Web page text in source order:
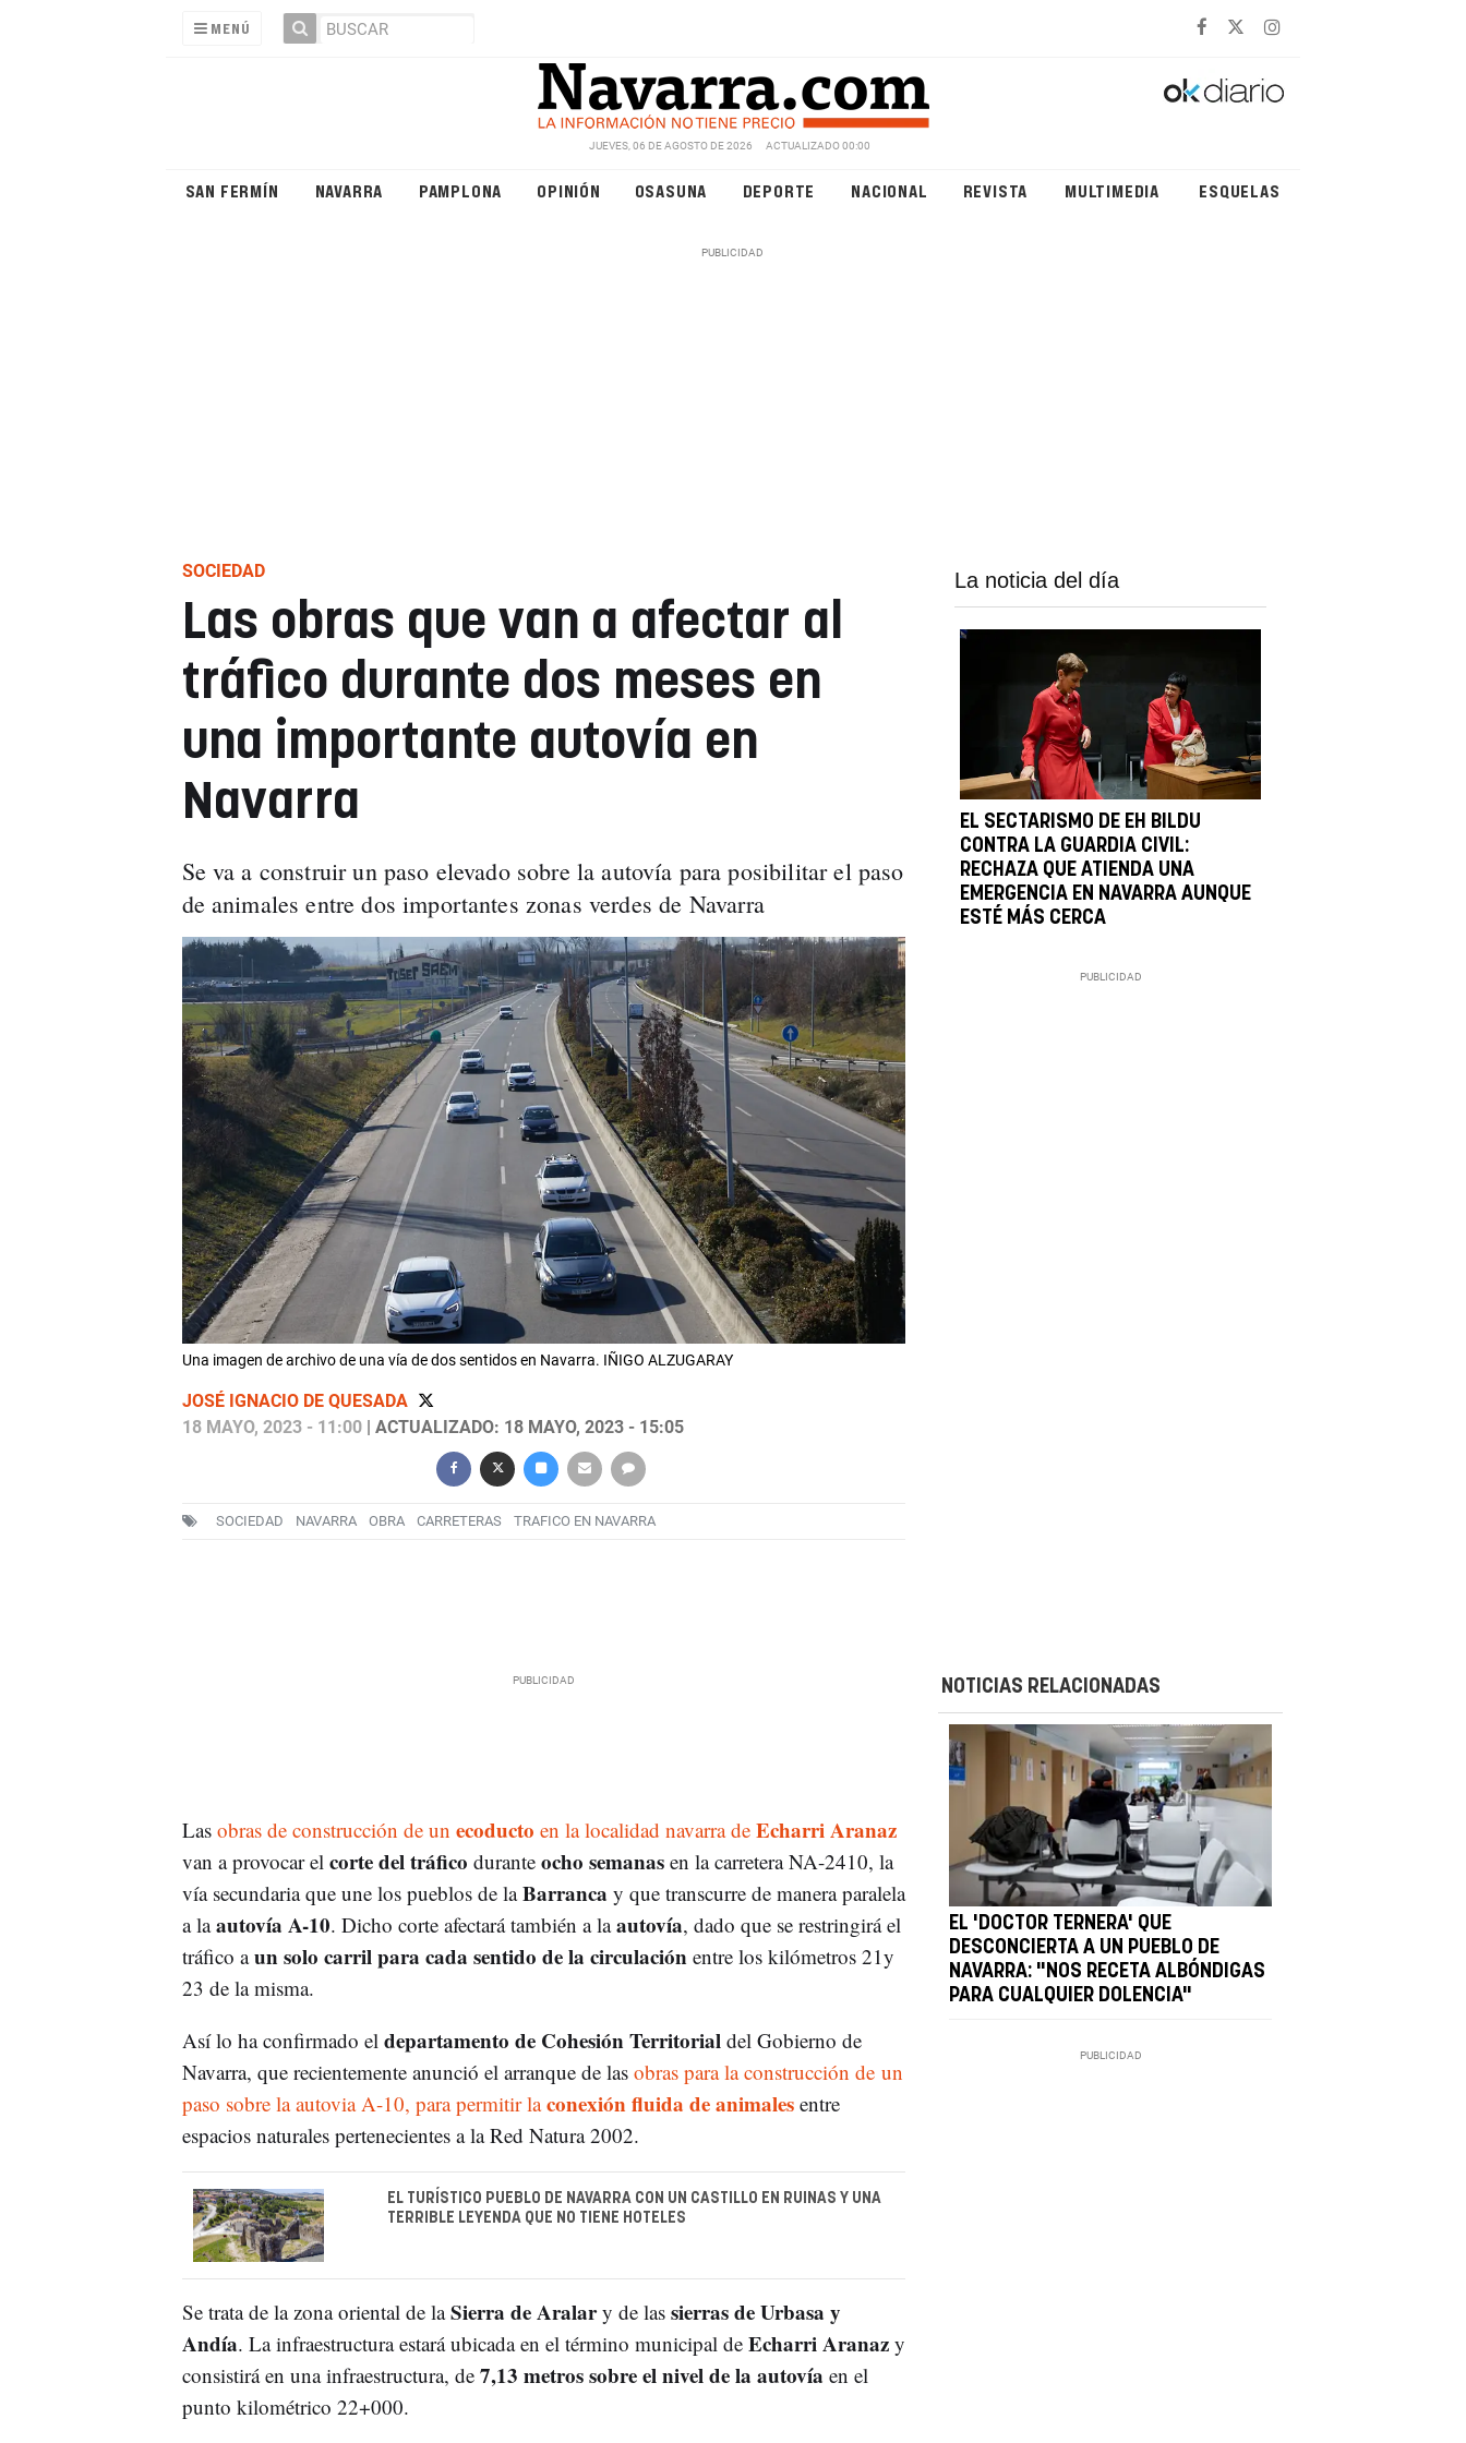
MENÚ
JUEVES, 06 DE AGOSTO DE 2026 ACTUALIZADO 00:00
SAN FERMÍN NAVARRA PAMPLONA OPINIÓN OSASUNA DEPORTE NACIONAL REVISTA MULTIMEDIA ESQUELAS
SOCIEDAD
Las obras que van a afectar al
tráfico durante dos meses en
una importante autovía en
Navarra
Se va a construir un paso elevado sobre la autovía para posibilitar el paso
de animales entre dos importantes zonas verdes de Navarra
Una imagen de archivo de una vía de dos sentidos en Navarra. IÑIGO ALZUGARAY
JOSÉ IGNACIO DE QUESADA
18 MAYO, 2023 - 11:00| ACTUALIZADO: 18 MAYO, 2023 - 15:05
SOCIEDAD NAVARRA OBRA CARRETERAS TRAFICO EN NAVARRA
La noticia del día
EL SECTARISMO DE EH BILDU
CONTRA LA GUARDIA CIVIL:
RECHAZA QUE ATIENDA UNA
EMERGENCIA EN NAVARRA AUNQUE
ESTÉ MÁS CERCA
Las obras de construcción de un ecoducto en la localidad navarra de Echarri Aranaz
van a provocar el corte del tráfico durante ocho semanasen la carretera NA-2410, la
vía secundaria que une los pueblos de laBarranca y que transcurre de manera paralela
a laautovía A-10. Dicho corte afectará también a laautovía, dado que se restringirá el
tráfico aun solo carril para cada sentido de la circulación entre los kilómetros 21y
23 de la misma.
Así lo ha confirmado el departamento de Cohesión Territorial del Gobierno de
Navarra, que recientemente anunció el arranque de lasobras para la construcción de un
paso sobre la autovia A-10, para permitir laconexión fluida de animalesentre
espacios naturales pertenecientes a la Red Natura 2002.
EL TURÍSTICO PUEBLO DE NAVARRA CON UN CASTILLO EN RUINAS Y UNA
TERRIBLE LEYENDA QUE NO TIENE HOTELES
Se trata de la zona oriental de laSierra de Aralary de lassierras de Urbasa y
Andía. La infraestructura estará ubicada en el término municipal deEcharri Aranaz y
consistirá en una infraestructura, de7,13 metros sobre el nivel de la autovía en el
punto kilométrico 22+000.
NOTICIAS RELACIONADAS
EL 'DOCTOR TERNERA' QUE
DESCONCIERTA A UN PUEBLO DE
NAVARRA: "NOS RECETA ALBÓNDIGAS
PARA CUALQUIER DOLENCIA"